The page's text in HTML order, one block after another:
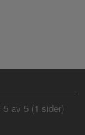
av 5 (1 sider)